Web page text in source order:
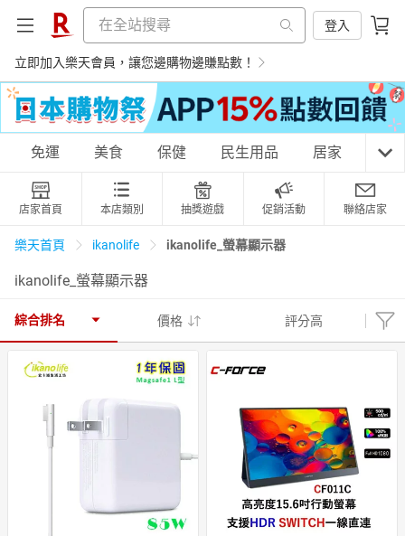
登入
立即加入樂天會員，讓您邊購物邊賺點數！
購物網分類
天天免運 美食蛋糕 養生保健
居家生活 3C家電 親子玩具
免運 美食 保健 民生用品 居家 3C
店家首頁 本店類別 抽獎遊戲 促銷活動 聯絡店家
樂天首頁 ikanolife ikanolife_螢幕顯示器
ikanolife_螢幕顯示器
綜合排名 價格 評分高